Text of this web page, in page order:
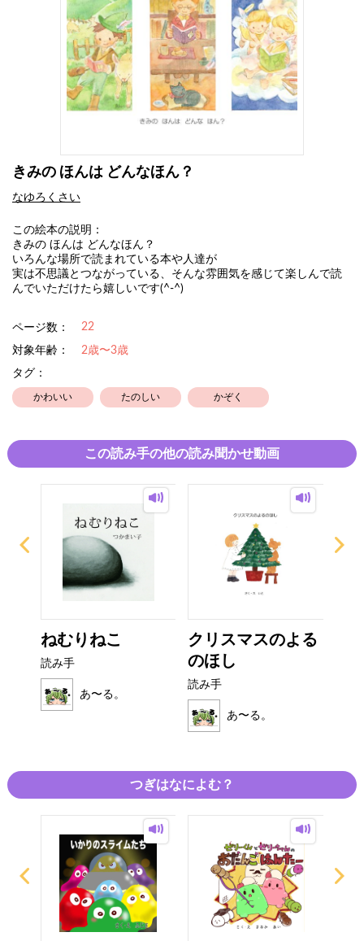
きみの ほんは どんなほん？
なゆろくさい
この絵本の説明：
きみの ほんは どんなほん？
いろんな場所で読まれている本や人達が
実は不思議とつながっている、そんな雰囲気を感じて楽しんで読
んでいただけたら嬉しいです(^-^)
ページ数： 22
対象年齢：
2歳〜3歳
タグ：
かわいい たのしい かぞく
この読み手の他の読み聞かせ動画
ねむりねこ
読み手
あ〜る。
クリスマスのよる
のほし
読み手
あ〜る。
つぎはなによむ？